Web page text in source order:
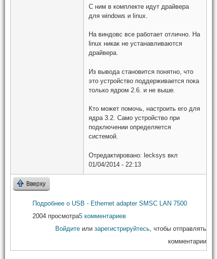
С ним в комплекте идут драйвера
для windows и linux.
На виндовс все работает отлично. На
linux никак не устанавливаются
драйвера.
Из вывода становится понятно, что
это устройство поддерживается пока
только ядром 2.6. и не выше.
Кто может помочь, настроить его для
ядра 3.2. Само устройство при
подключении определяется
системой.
Отредактировано: lecksys вкл
01/04/2014 - 22:13
Вверху
Подробнее о USB - Ethernet adapter SMSC LAN 7500
2004 просмотра5 комментариев
Войдите или зарегистрируйтесь , чтобы отправлять
комментарии